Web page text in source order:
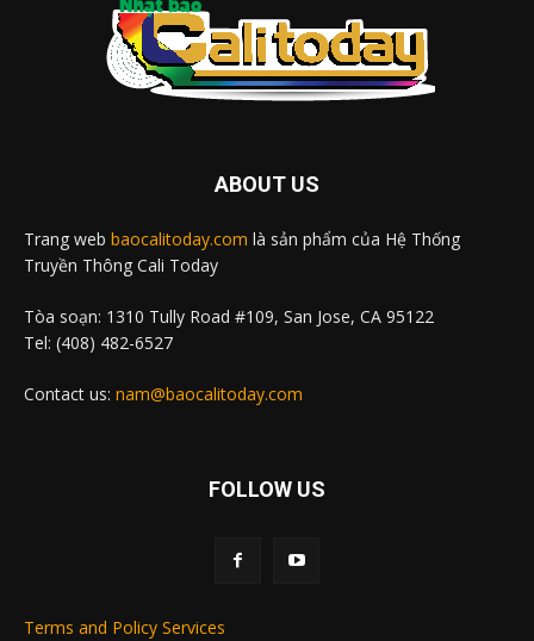
ABOUT US
Trang web baocalitoday.com là sản phẩm của Hệ Thống
Truyền Thông Cali Today
Tòa soạn: 1310 Tully Road #109, San Jose, CA 95122
Tel: (408) 482-6527
Contact us: nam@baocalitoday.com
FOLLOW US
Terms and Policy Services